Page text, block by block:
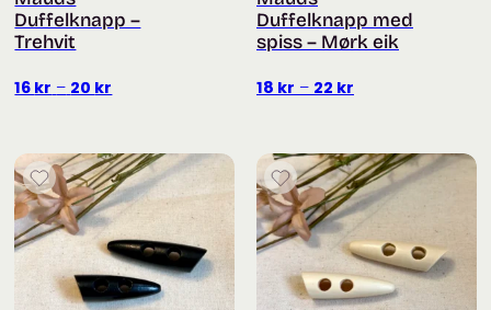
Duffelknapp –
Trehvit
16 kr – 20 kr
20 kr
Duffelknapp med
spiss – Mørk eik
18 kr – 22 kr
22 kr